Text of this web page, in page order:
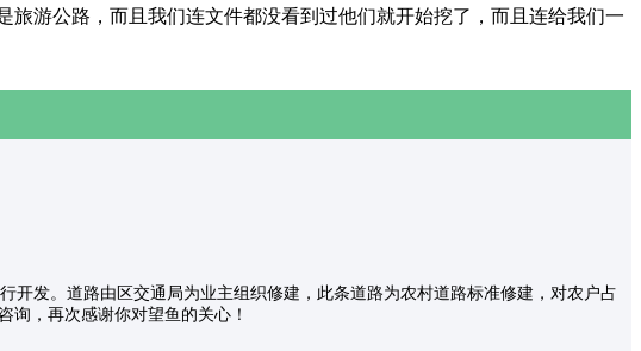
游公路，而且我们连文件都没看到过他们就开始挖了，而且连给我们一
发。道路由区交通局为业主组织修建，此条道路为农村道路标准修建，对农户占
询，再次感谢你对望鱼的关心！